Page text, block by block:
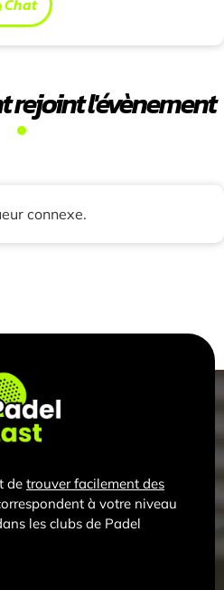
rejoint l'évènement
connexe.
de trouver facilement des
à votre niveau
les clubs de Padel